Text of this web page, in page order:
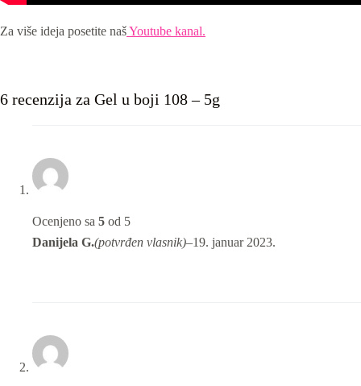
Za više ideja posetite našYoutube kanal.
6 recenzija za Gel u boji 108 – 5g
Ocenjeno sa 5 od 5
Danijela G.(potvrđen vlasnik)–19. januar 2023.